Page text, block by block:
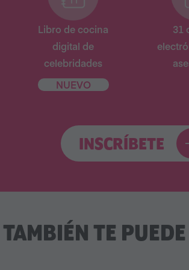
Libro de cocina
digital de
celebridades
NUEVO
31
INSCRÍBETE
TAMBIÉN TE